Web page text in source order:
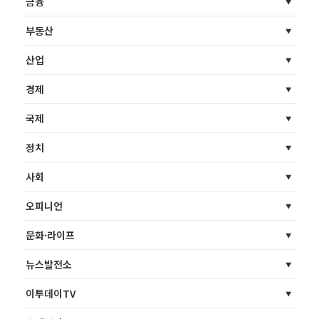
부동산
산업
경제
국제
정치
사회
오피니언
문화·라이프
뉴스발전소
이투데이TV